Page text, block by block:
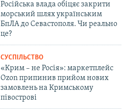
Російська влада обіцяє закрити
морський шлях українським
БпЛА до Севастополя. Чи реально
це?
СУСПІЛЬСТВО
«Крим – не Росія»: маркетплейс
Ozon припинив прийом нових
замовлень на Кримському
півострові